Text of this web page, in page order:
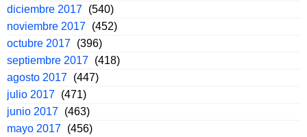
diciembre 2017 (540)
noviembre 2017 (452)
octubre 2017 (396)
septiembre 2017 (418)
agosto 2017 (447)
julio 2017 (471)
junio 2017 (463)
mayo 2017 (456)